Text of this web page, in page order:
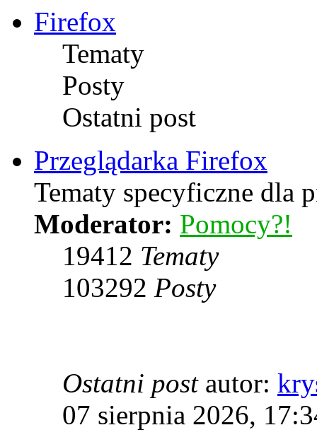
Firefox
Tematy
Posty
Ostatni post
Przeglądarka Firefox
Tematy specyficzne dla
Moderator: Pomocy?!
19412 Tematy
103292 Posty
Ostatni postautor:
07 sierpnia 2026,